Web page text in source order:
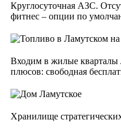
Круглосуточная АЗС.
фитнес – опции по
Входим в жилые кварталы
плюсов: свободная
Хранилище